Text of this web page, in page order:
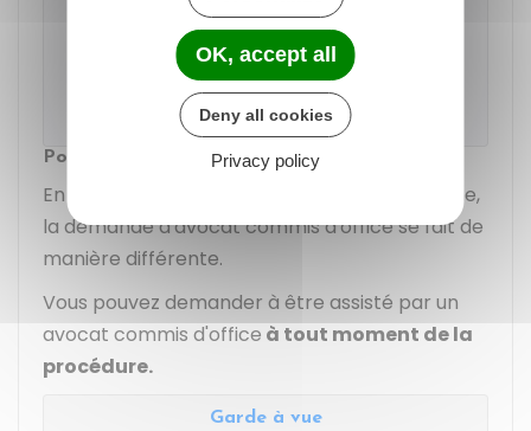
les procédures civilesoù un avocat
peut être commis d'office, la demande
peut se faire avant ou pendant l'audience.
Pour une personne majeure
En fonction de la procédure qui vous concerne,
la demande d'avocat commis d'office se fait de
manière différente.
Vous pouvez demander à être assisté par un
avocat commis d'office à tout moment de la
procédure.
Garde à vue
OK, accept all
Deny all cookies
Privacy policy